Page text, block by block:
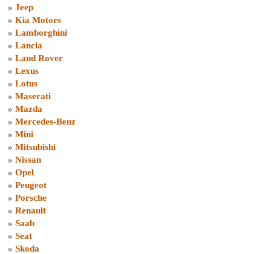
» Jeep
» Kia Motors
» Lamborghini
» Lancia
» Land Rover
» Lexus
» Lotus
» Maserati
» Mazda
» Mercedes-Benz
» Mini
» Mitsubishi
» Nissan
» Opel
» Peugeot
» Porsche
» Renault
» Saab
» Seat
» Skoda